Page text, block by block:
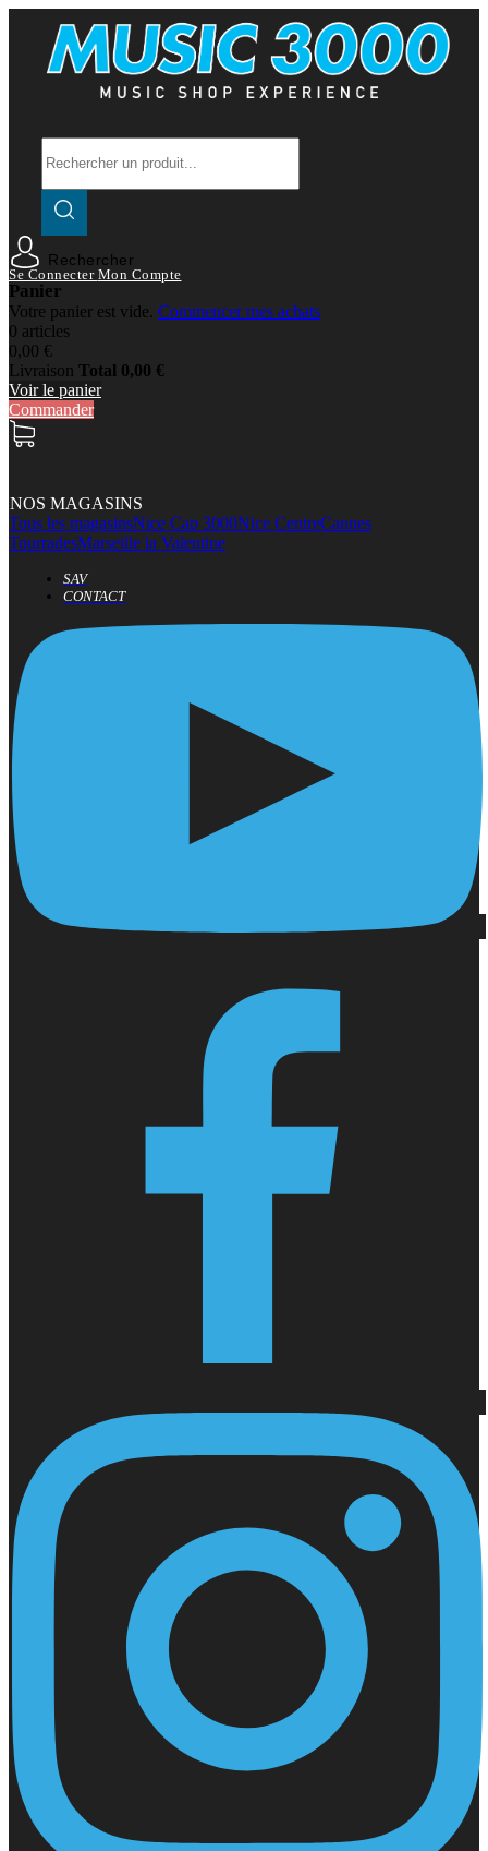
Rechercher
Se Connecter Mon Compte
Panier
Votre panier est vide. Commencer mes achats
0 articles
0,00 €
Livraison Total 0,00 €
Voir le panier
Commander
NOS MAGASINS
Tous les magasinsNice Cap 3000Nice CentreCannes
TourradesMarseille la Valentine
SAV
CONTACT